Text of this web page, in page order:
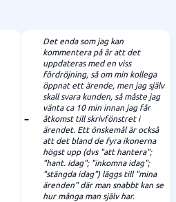
Det enda som jag kan
kommentera på är att det
uppdateras med en viss
fördröjning, så om min kollega
öppnat ett ärende, men jag själv
skall svara kunden, så måste jag
vänta ca 10 min innan jag får
åtkomst till skrivfönstret i
ärendet. Ett önskemål är också
att det bland de fyra ikonerna
högst upp (dvs "att hantera";
"hant. idag"; "inkomna idag";
"stängda idag") läggs till "mina
ärenden" där man snabbt kan se
hur många man själv har.